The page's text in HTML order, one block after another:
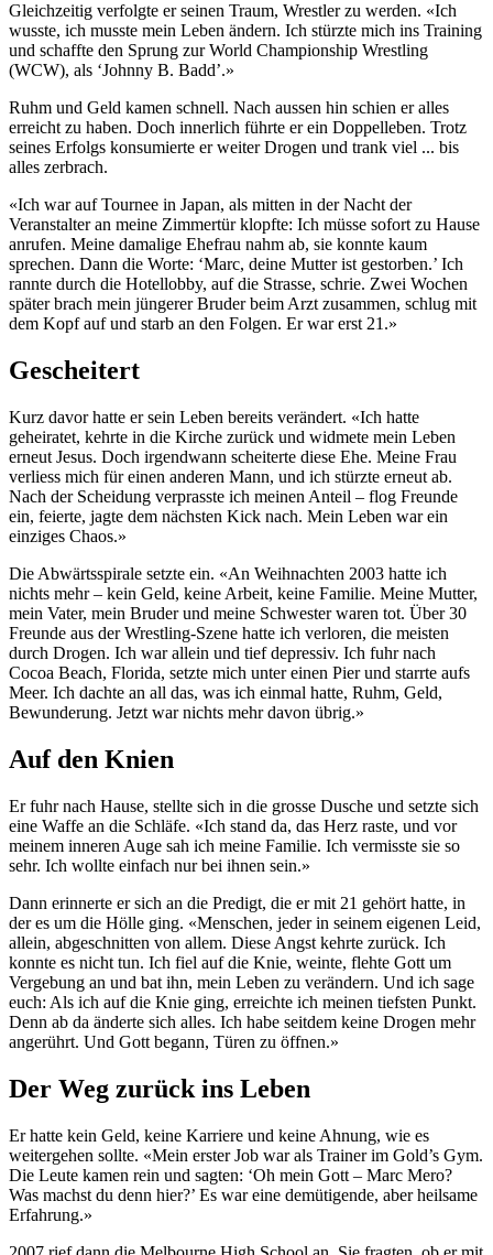
Gleichzeitig verfolgte er seinen Traum, Wrestler zu werden. «Ich
wusste, ich musste mein Leben ändern. Ich stürzte mich ins Training
und schaffte den Sprung zur World Championship Wrestling
(WCW), als ‘Johnny B. Badd’.»
Ruhm und Geld kamen schnell. Nach aussen hin schien er alles
erreicht zu haben. Doch innerlich führte er ein Doppelleben. Trotz
seines Erfolgs konsumierte er weiter Drogen und trank viel ... bis
alles zerbrach.
«Ich war auf Tournee in Japan, als mitten in der Nacht der
Veranstalter an meine Zimmertür klopfte: Ich müsse sofort zu Hause
anrufen. Meine damalige Ehefrau nahm ab, sie konnte kaum
sprechen. Dann die Worte: ‘Marc, deine Mutter ist gestorben.’ Ich
rannte durch die Hotellobby, auf die Strasse, schrie. Zwei Wochen
später brach mein jüngerer Bruder beim Arzt zusammen, schlug mit
dem Kopf auf und starb an den Folgen. Er war erst 21.»
Gescheitert
Kurz davor hatte er sein Leben bereits verändert. «Ich hatte
geheiratet, kehrte in die Kirche zurück und widmete mein Leben
erneut Jesus. Doch irgendwann scheiterte diese Ehe. Meine Frau
verliess mich für einen anderen Mann, und ich stürzte erneut ab.
Nach der Scheidung verprasste ich meinen Anteil – flog Freunde
ein, feierte, jagte dem nächsten Kick nach. Mein Leben war ein
einziges Chaos.»
Die Abwärtsspirale setzte ein. «An Weihnachten 2003 hatte ich
nichts mehr – kein Geld, keine Arbeit, keine Familie. Meine Mutter,
mein Vater, mein Bruder und meine Schwester waren tot. Über 30
Freunde aus der Wrestling-Szene hatte ich verloren, die meisten
durch Drogen. Ich war allein und tief depressiv. Ich fuhr nach
Cocoa Beach, Florida, setzte mich unter einen Pier und starrte aufs
Meer. Ich dachte an all das, was ich einmal hatte, Ruhm, Geld,
Bewunderung. Jetzt war nichts mehr davon übrig.»
Auf den Knien
Er fuhr nach Hause, stellte sich in die grosse Dusche und setzte sich
eine Waffe an die Schläfe. «Ich stand da, das Herz raste, und vor
meinem inneren Auge sah ich meine Familie. Ich vermisste sie so
sehr. Ich wollte einfach nur bei ihnen sein.»
Dann erinnerte er sich an die Predigt, die er mit 21 gehört hatte, in
der es um die Hölle ging. «Menschen, jeder in seinem eigenen Leid,
allein, abgeschnitten von allem. Diese Angst kehrte zurück. Ich
konnte es nicht tun. Ich fiel auf die Knie, weinte, flehte Gott um
Vergebung an und bat ihn, mein Leben zu verändern. Und ich sage
euch: Als ich auf die Knie ging, erreichte ich meinen tiefsten Punkt.
Denn ab da änderte sich alles. Ich habe seitdem keine Drogen mehr
angerührt. Und Gott begann, Türen zu öffnen.»
Der Weg zurück ins Leben
Er hatte kein Geld, keine Karriere und keine Ahnung, wie es
weitergehen sollte. «Mein erster Job war als Trainer im Gold’s Gym.
Die Leute kamen rein und sagten: ‘Oh mein Gott – Marc Mero?
Was machst du denn hier?’ Es war eine demütigende, aber heilsame
Erfahrung.»